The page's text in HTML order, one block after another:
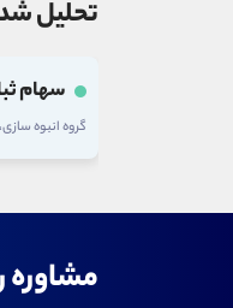
تحلیل
سهام
گروه زراعت و
مشاوره